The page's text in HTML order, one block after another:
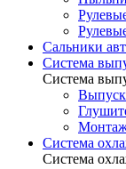
Сальники
Система
Система
Система
Система